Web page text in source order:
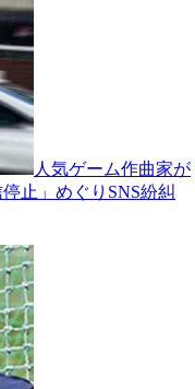
人気ゲーム作曲家が
止」めぐりSNS紛糾